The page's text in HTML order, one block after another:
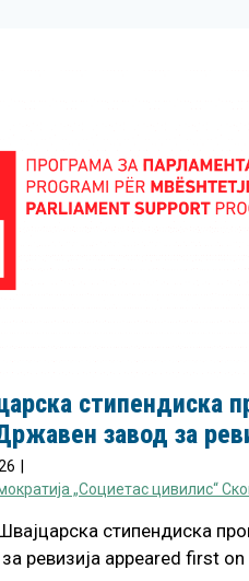
стипендиска
завод за
„Социетас цивилис“
стипендиска
ревизија appeared first on